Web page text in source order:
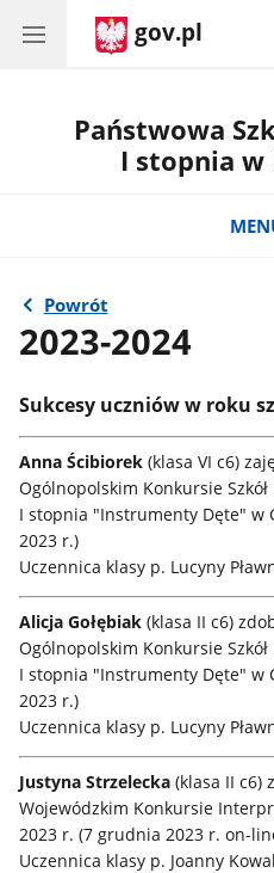
gov.pl
Państwowa
I stopnia w
Powrót
2023-2024
Sukcesy uczniów w roku
Anna Ścibiorek (klasa VI c6)
Ogólnopolskim Konkursie
I stopnia "Instrumenty Dęte" w
2023 r.)
Uczennica klasy p. Lucyny
Alicja Gołębiak (klasa II c6)
Ogólnopolskim Konkursie
I stopnia "Instrumenty Dęte" w
2023 r.)
Uczennica klasy p. Lucyny
Justyna Strzelecka(klasa II c6)
Wojewódzkim Konkursie
2023 r. (7 grudnia 2023 r. on-
Uczennica klasy p. Joanny